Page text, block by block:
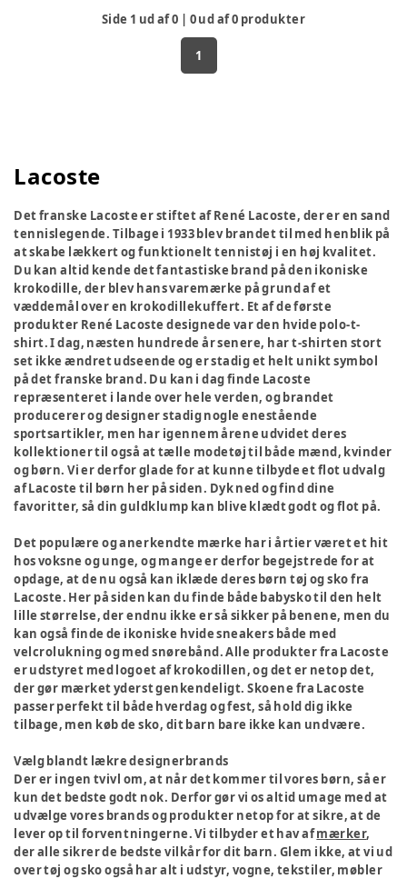
Side 1 ud af0 | 0ud af0 produkter
1
Lacoste
Det franske Lacoste er stiftet af René Lacoste, der er en sand
tennislegende. Tilbage i 1933 blev brandet til med henblik på
at skabe lækkert og funktionelt tennistøj i en høj kvalitet.
Du kan altid kende det fantastiske brand på den ikoniske
krokodille, der blev hans varemærke på grund af et
væddemål over en krokodillekuffert. Et af de første
produkter René Lacoste designede var den hvide polo-t-
shirt. I dag, næsten hundrede år senere, har t-shirten stort
set ikke ændret udseende og er stadig et helt unikt symbol
på det franske brand. Du kan i dag finde Lacoste
repræsenteret i lande over hele verden, og brandet
producerer og designer stadig nogle enestående
sportsartikler, men har igennem årene udvidet deres
kollektioner til også at tælle modetøj til både mænd, kvinder
og børn. Vi er derfor glade for at kunne tilbyde et flot udvalg
af Lacoste til børn her på siden. Dyk ned og find dine
favoritter, så din guldklump kan blive klædt godt og flot på.
Det populære og anerkendte mærke har i årtier været et hit
hos voksne og unge, og mange er derfor begejstrede for at
opdage, at de nu også kan iklæde deres børn tøj og sko fra
Lacoste. Her på siden kan du finde både babysko til den helt
lille størrelse, der endnu ikke er så sikker på benene, men du
kan også finde de ikoniske hvide sneakers både med
velcrolukning og med snørebånd. Alle produkter fra Lacoste
er udstyret med logoet af krokodillen, og det er netop det,
der gør mærket yderst genkendeligt. Skoene fra Lacoste
passer perfekt til både hverdag og fest, så hold dig ikke
tilbage, men køb de sko, dit barn bare ikke kan undvære.
Vælg blandt lækre designerbrands
Der er ingen tvivl om, at når det kommer til vores børn, så er
kun det bedste godt nok. Derfor gør vi os altid umage med at
udvælge vores brands og produkter netop for at sikre, at de
lever op til forventningerne. Vi tilbyder et hav afmærker,
der alle sikrer de bedste vilkår for dit barn. Glem ikke, at vi ud
over tøj og sko også har alt i udstyr, vogne, tekstiler, møbler